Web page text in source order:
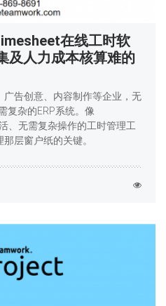
在线工时软
及人力成本核算难的
告创意、内容制作等企业，无
复杂的ERP系统。像
、无需复杂操作的工时管理工
层窗户纸的关键。